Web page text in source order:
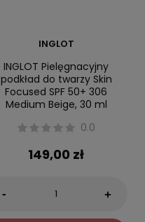
INGLOT
INGLOT Pielęgnacyjny
podkład do twarzy Skin
Focused SPF 50+ 306
Medium Beige, 30 ml
0.0
149,00 zł
- +